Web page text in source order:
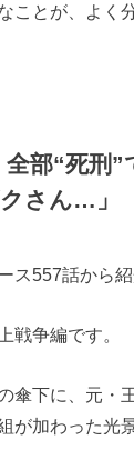
ことが、よく
全部“死刑
さん…」
ス557話から紹
戦争編です。
傘下に、元・
が加わった光